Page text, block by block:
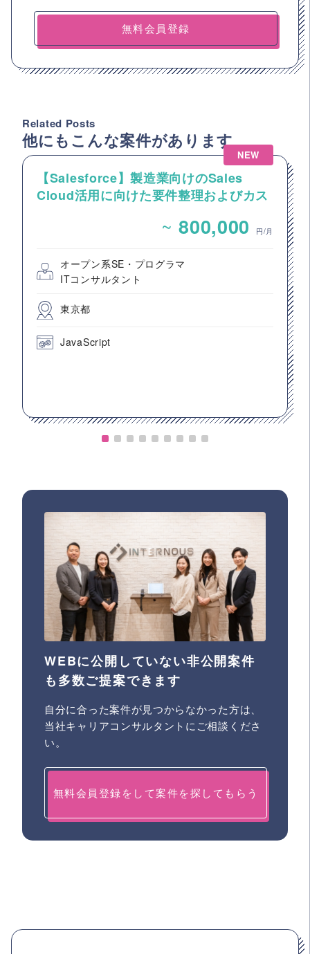
無料会員登録
Related Posts
他にもこんな案件があります
NEW
【Salesforce】製造業向けのSales
Cloud活用に向けた要件整理およびカス
~ 800,000 円/月
オープン系SE・プログラマ
ITコンサルタント
東京都
JavaScript
WEBに公開していない非公開案件
も多数ご提案できます
自分に合った案件が見つからなかった方は、
当社キャリアコンサルタントにご相談くださ
い。
無料会員登録をして案件を探してもらう